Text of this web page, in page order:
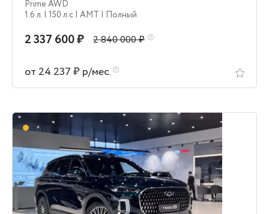
Prime AWD
1.6 л. | 150 л.c | AMT | Полный
2 337 600 ₽ 2 840 000 ₽
от 24 237 ₽ р/мес.
В пути